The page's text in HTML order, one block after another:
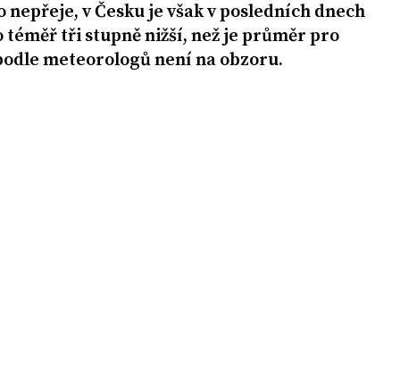
v Česku je však v posledních dnech
téměř tři stupně nižší, než je průměr pro
meteorologů není na obzoru.